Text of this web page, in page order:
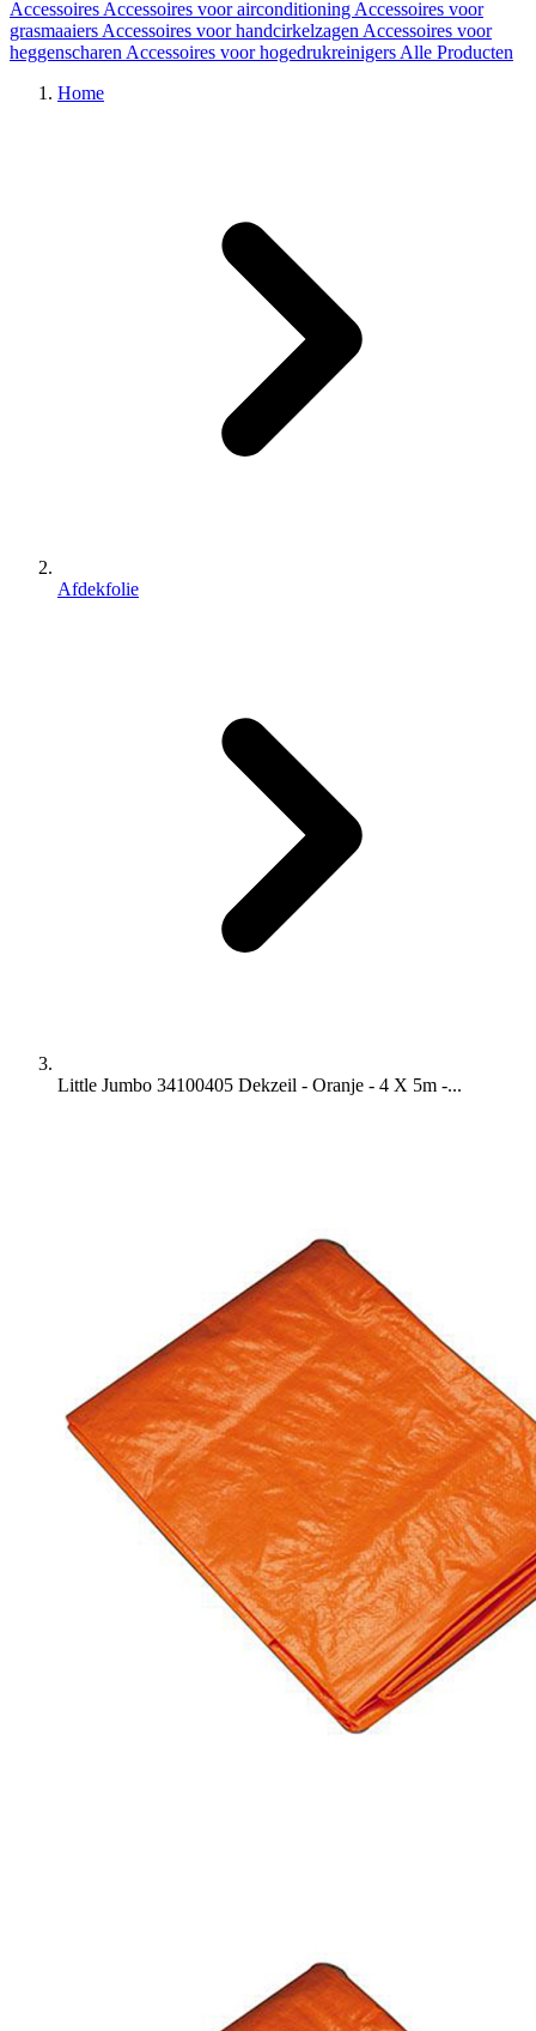
Accessoires Accessoires voor airconditioning Accessoires voor
grasmaaiers Accessoires voor handcirkelzagen Accessoires voor
heggenscharen Accessoires voor hogedrukreinigers Alle Producten
Home
Afdekfolie
Little Jumbo 34100405 Dekzeil - Oranje - 4 X 5m -...